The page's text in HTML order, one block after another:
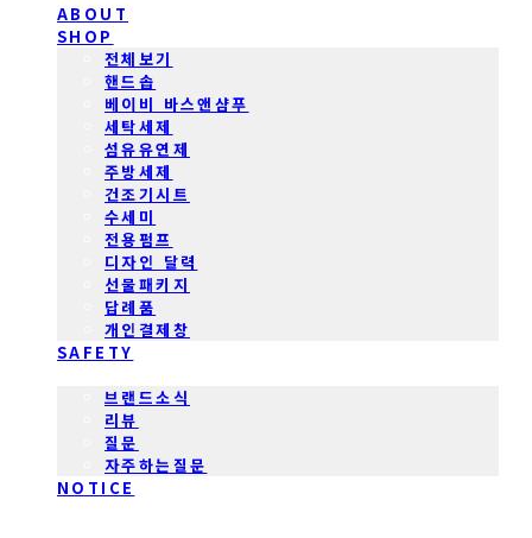
ABOUT
SHOP
전체보기
핸드솝
베이비 바스앤샴푸
세탁세제
섬유유연제
주방세제
건조기시트
수세미
전용펌프
디자인 달력
선물패키지
답례품
개인결제창
SAFETY
브랜드소식
리뷰
질문
자주하는질문
NOTICE